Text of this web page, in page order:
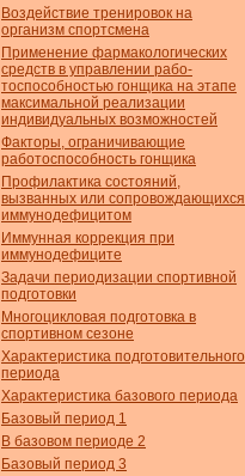
Воздействие тренировок на
организм спортсмена
Применение фармакологических
средств в управлении рабо­
тоспособностью гонщика на этапе
максимальной реализации
индивидуальных возможностей
Факторы, ограничивающие
работоспособность гонщика
Профилактика состояний,
вызванных или сопровождающихся
иммунодефицитом
Иммунная коррекция при
иммунодефиците
Задачи периодизации спортивной
подготовки
Многоцикловая подготовка в
спортивном сезоне
Характеристика подготовительного
периода
Характеристика базового периода
Базовый период 1
В базовом периоде 2
Базовый период 3